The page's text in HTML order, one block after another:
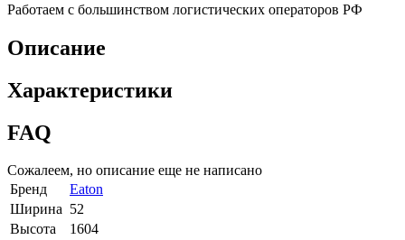
Работаем с большинством логистических операторов РФ
Описание
Характеристики
FAQ
Сожалеем, но описание еще не написано
Бренд
Eaton
Ширина 52
Высота
1604